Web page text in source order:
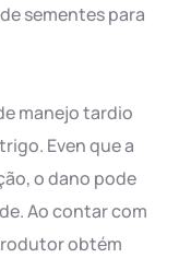
sementes para
manejo tardio
Even que a
o dano pode
Ao contar com
obtém